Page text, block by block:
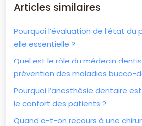
Articles similaires
Pourquoi l’évaluation de l’état
elle essentielle ?
Quel est le rôle du médecin
prévention des maladies bucco-
Pourquoi l’anesthésie dentaire
le confort des patients ?
Quand a-t-on recours à une